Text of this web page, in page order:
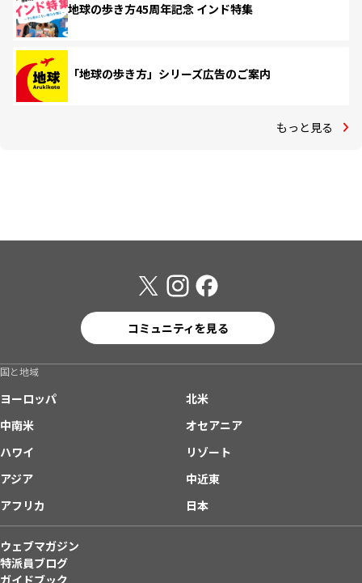
地球の歩き方45周年記念 インド特集
「地球の歩き方」シリーズ広告のご案内
もっと見る
コミュニティを見る
国と地域
ヨーロッパ
北米
中南米
オセアニア
ハワイ
リゾート
アジア
中近東
アフリカ
日本
ウェブマガジン
特派員ブログ
ガイドブック